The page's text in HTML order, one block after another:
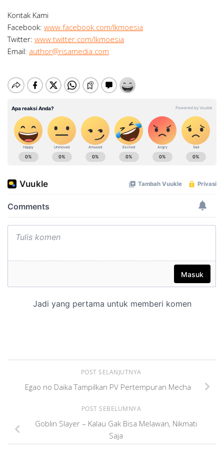
Kontak Kami
Facebook: www.facebook.com/lkmoesia
Twitter: www.twitter.com/lkmoesia
Email: author@risamedia.com
POST SELANJUTNYA
Egao no Daika Tampilkan PV Pertempuran Mecha
POST SEBELUMNYA
Goblin Slayer – Kalau Gak Bisa Melawan, Nikmati
Saja